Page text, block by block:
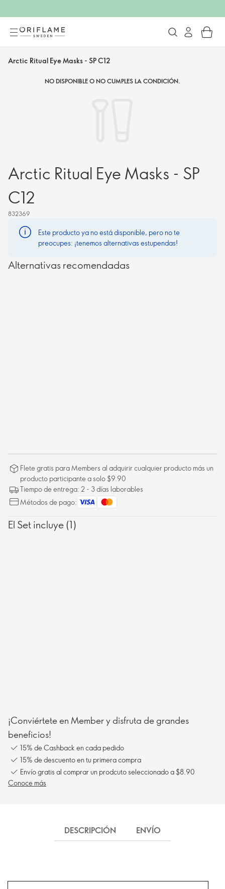
Arctic Ritual Eye Masks - SP C12
NO DISPONIBLE O NO CUMPLES LA CONDICIÓN.
Arctic Ritual Eye Masks - SP
C12
832369
Este producto ya no está disponible, pero no te
preocupes: ¡tenemos alternativas estupendas!
Alternativas recomendadas
Flete gratis para Members al adquirir cualquier producto más un
producto participante a solo $9.90
Tiempo de entrega: 2 - 3 días laborables
Métodos de pago:
El Set incluye (1)
¡Conviértete en Member y disfruta de grandes
beneficios!
15% de Cashback en cada pedido
15% de descuento en tu primera compra
Envío gratis al comprar un prodcuto seleccionado a $8.90
Conoce más
DESCRIPCIÓN ENVÍO